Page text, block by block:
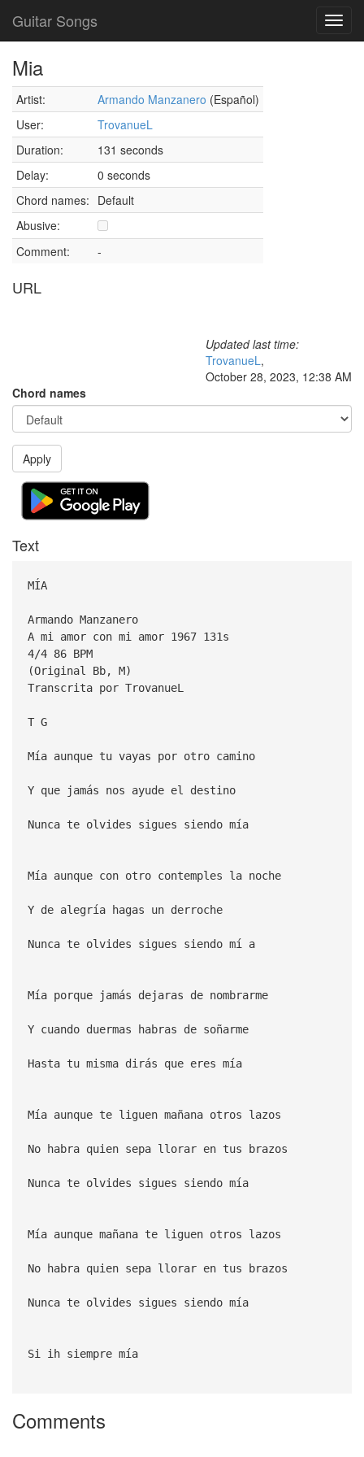
Guitar Songs
Mia
Artist: Armando Manzanero (Español)
User:
TrovanueL
Duration:
131 seconds
Delay:
0 seconds
Chord names: Default
Abusive:
Comment:
-
URL
Updated last time:
TrovanueL,
October 28, 2023, 12:38 AM
Chord names
Apply
Text
MÍA
Armando Manzanero
A mi amor con mi amor 1967 131s
4/4 86 BPM
(Original Bb, M)
Transcrita por TrovanueL
T G
Mía aunque tu vayas por otro camino
Y que jamás nos ayude el destino
Nunca te olvides sigues siendo mía
Mía aunque con otro contemples la noche
Y de alegría hagas un derroche
Nunca te olvides sigues siendo mí a
Mía porque jamás dejaras de nombrarme
Y cuando duermas habras de soñarme
Hasta tu misma dirás que eres mía
Mía aunque te liguen mañana otros lazos
No habra quien sepa llorar en tus brazos
Nunca te olvides sigues siendo mía
Mía aunque mañana te liguen otros lazos
No habra quien sepa llorar en tus brazos
Nunca te olvides sigues siendo mía
Si ih siempre mía
Comments